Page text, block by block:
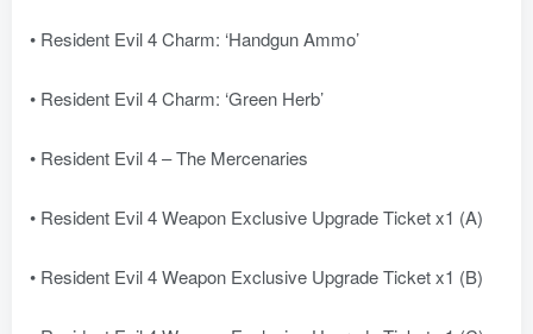
• Resident Evil 4 Charm: ‘Handgun Ammo’
• Resident Evil 4 Charm: ‘Green Herb’
• Resident Evil 4 – The Mercenaries
• Resident Evil 4 Weapon Exclusive Upgrade Ticket x1 (A)
• Resident Evil 4 Weapon Exclusive Upgrade Ticket x1 (B)